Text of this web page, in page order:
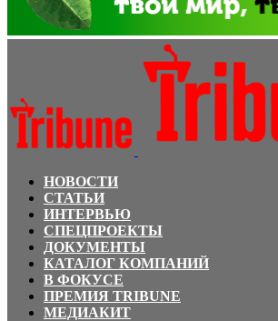
НОВОСТИ
СТАТЬИ
ИНТЕРВЬЮ
СПЕЦПРОЕКТЫ
ДОКУМЕНТЫ
КАТАЛОГ КОМПАНИЙ
В ФОКУСЕ
ПРЕМИЯ TRIBUNE
МЕДИАКИТ